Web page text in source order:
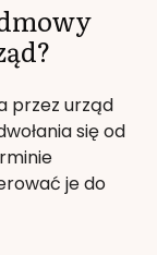
przez urząd
się od
je do